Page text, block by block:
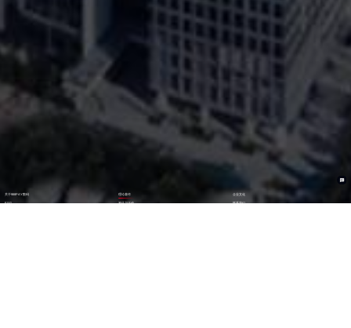
关于988PAY数码 理论著作 企业文化
ESG 资讯与活动 联系我们